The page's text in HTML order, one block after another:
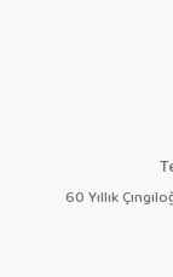
60 Yıllık